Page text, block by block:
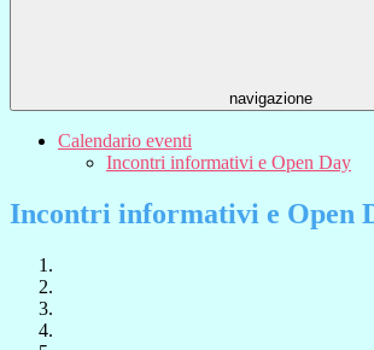
navigazione
Calendario eventi
Incontri informativi e Open Day
Incontri informativi e Open